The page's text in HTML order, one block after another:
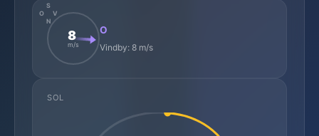
N
S
O
V
8
m/s
O
Vindby: 8 m/s
SOL